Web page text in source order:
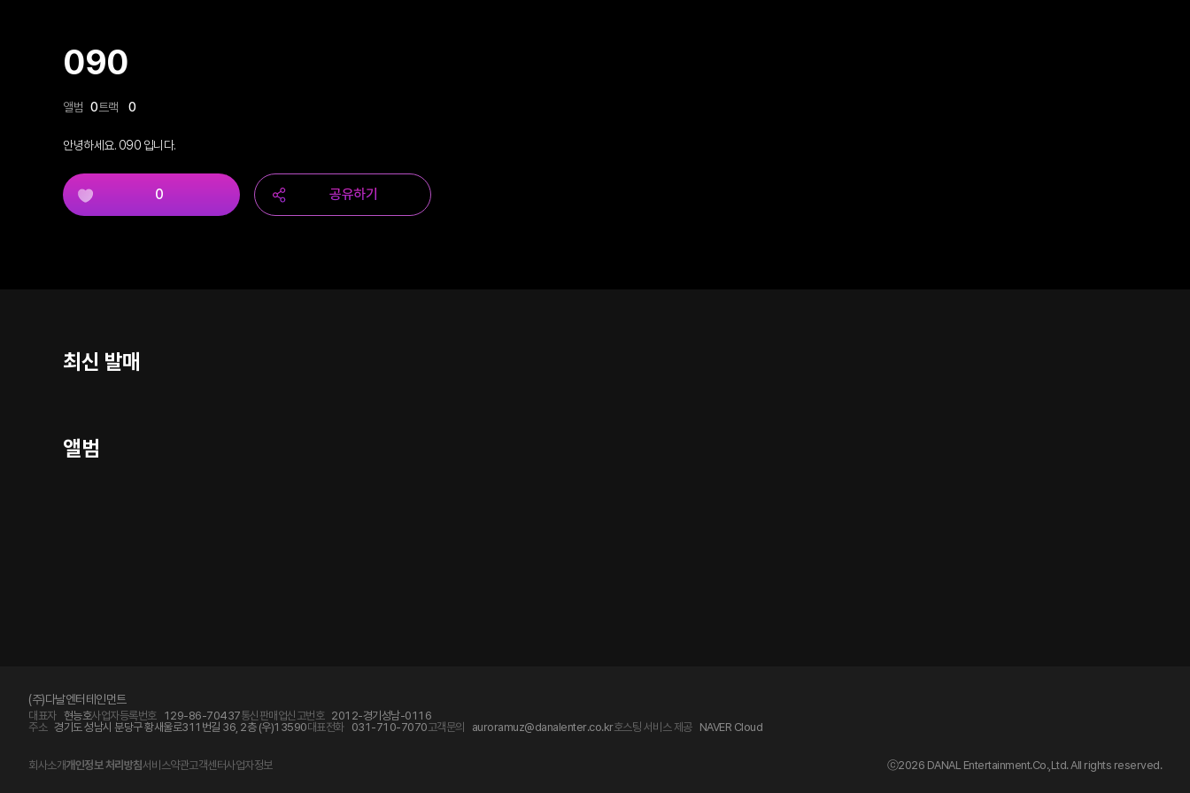
090
앨범 0트랙 0
안녕하세요. 090 입니다.
0 공유하기
최신 발매
앨범
(주)다날엔터테인먼트
대표자 현능호사업자등록번호 129-86-70437통신판매업신고번호 2012-경기성남-0116
주소 경기도 성남시 분당구 황새울로311번길 36, 2층 (우)13590대표전화 031-710-7070고객문의 auroramuz@danalenter.co.kr호스팅 서비스 제공 NAVER Cloud
회사소개개인정보 처리방침서비스약관고객센터사업자정보 ⓒ2026 DANAL Entertainment.Co.,Ltd. All rights reserved.